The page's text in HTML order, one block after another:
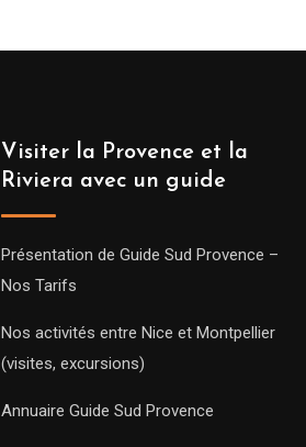
Visiter la Provence et la
Riviera avec un guide
Présentation de Guide Sud Provence –
Nos Tarifs
Nos activités entre Nice et Montpellier
(visites, excursions)
Annuaire Guide Sud Provence